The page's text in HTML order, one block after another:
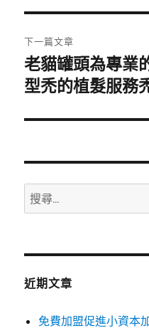
覽
文
章:
下一篇文章
下
一
文
老貓罐頭為專業
型禿的植髮服務
搜
尋
鍵
近期文章
免費加盟促進小資本